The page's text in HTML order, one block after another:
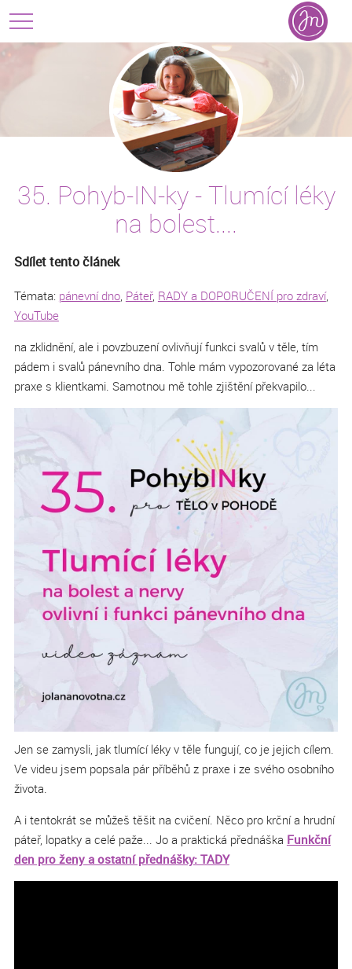
35. Pohyb-IN-ky - Tlumící léky
na bolest....
Sdílet tento článek
Témata: pánevní dno, Páteř, RADY a DOPORUČENÍ pro zdraví,
YouTube
na zklidnění, ale i povzbuzení ovlivňují funkci svalů v těle, tím
pádem i svalů pánevního dna. Tohle mám vypozorované za léta
praxe s klientkami. Samotnou mě tohle zjištění překvapilo...
Jen se zamysli, jak tlumící léky v těle fungují, co je jejich cílem.
Ve videu jsem popsala pár příběhů z praxe i ze svého osobního
života.
A i tentokrát se můžeš těšit na cvičení. Něco pro krční a hrudní
páteř, lopatky a celé paže... Jo a praktická přednáška Funkční
den pro ženy a ostatní přednášky: TADY